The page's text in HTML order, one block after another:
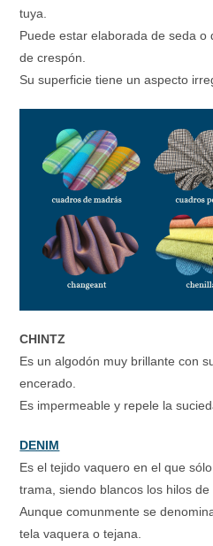
tuya.
Puede estar elaborada de seda
de crespón.
Su superficie tiene un aspecto
CHINTZ
Es un algodón muy brillante con
encerado.
Es impermeable y repele la
DENIM
Es el tejido vaquero en el que
trama, siendo blancos los hilos
Aunque comunmente se
tela vaquera o tejana.